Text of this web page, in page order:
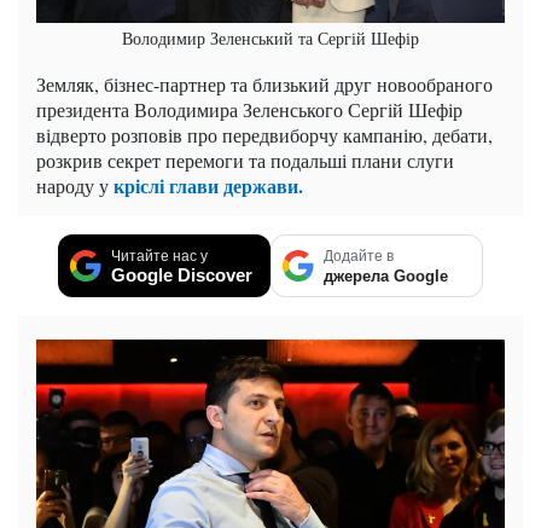
Володимир Зеленський та Сергій Шефір
Земляк, бізнес-партнер та близький друг новообраного
президента Володимира Зеленського Сергій Шефір
відверто розповів про передвиборчу кампанію, дебати,
розкрив секрет перемоги та подальші плани слуги
народу укріслі глави держави.
Читайте нас у
Google Discover
Додайте в
джерела Google